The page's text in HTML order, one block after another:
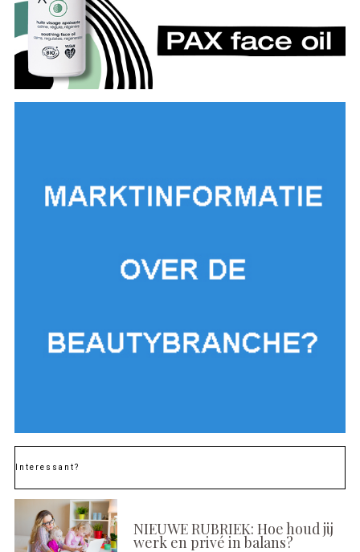
Interessant?
NIEUWE RUBRIEK: Hoe houd jij
werk en privé in balans?